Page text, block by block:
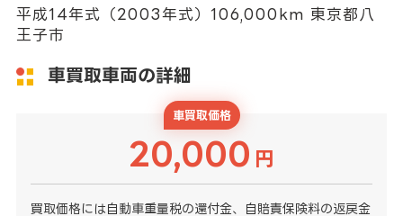
平成14年式（2003年式）106,000km 東京都八
王子市
車買取車両の詳細
車買取価格
20,000 円
買取価格には自動車重量税の還付金、自賠責保険料の返戻金